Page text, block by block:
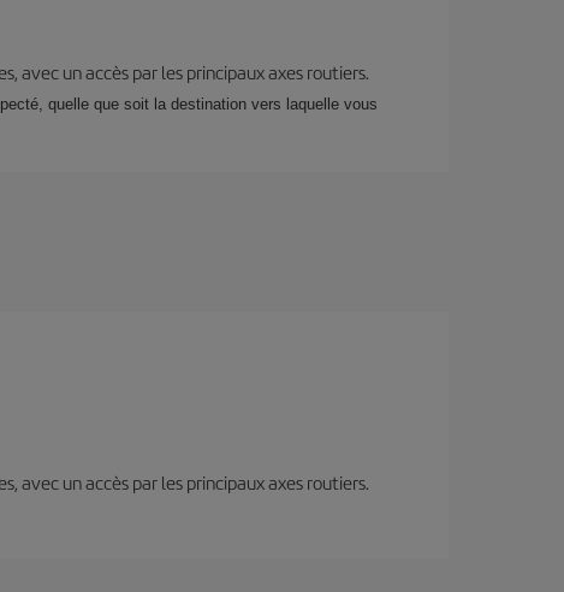
avec un accès par les principaux axes routiers.
quelle que soit la destination vers laquelle vous
avec un accès par les principaux axes routiers.